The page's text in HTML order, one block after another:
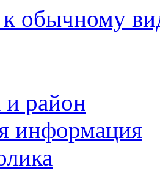
к обычному
и район
информация